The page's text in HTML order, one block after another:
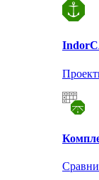
Indor